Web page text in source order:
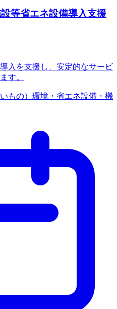
等省エネ設備導入支援
入を支援し、安定的なサービ
す。
もの） 環境・省エネ設備・機